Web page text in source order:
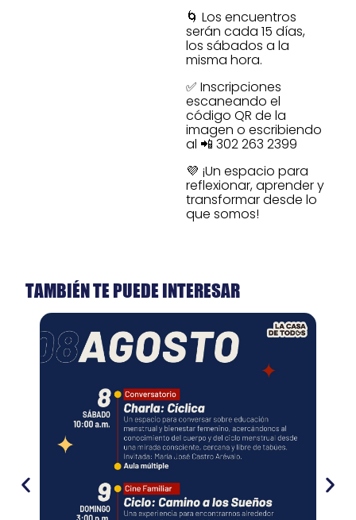
🌀 Los encuentros
serán cada 15 días,
los sábados a la
misma hora.
✅ Inscripciones
escaneando el
código QR de la
imagen o escribiendo
al 📲 302 263 2399
💜 ¡Un espacio para
reflexionar, aprender y
transformar desde lo
que somos!
TAMBIÉN TE PUEDE INTERESAR